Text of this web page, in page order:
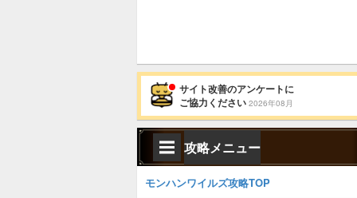
サイト改善のアンケートに
ご協力ください 2026年08月
攻略メニュー
モンハンワイルズ攻略TOP